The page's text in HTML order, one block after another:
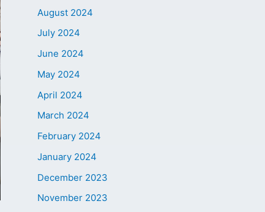
August 2024
July 2024
June 2024
May 2024
April 2024
March 2024
February 2024
January 2024
December 2023
November 2023